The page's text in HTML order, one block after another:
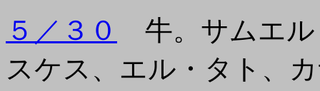
５／３０
牛。サムエ
スケス、エル・タト、